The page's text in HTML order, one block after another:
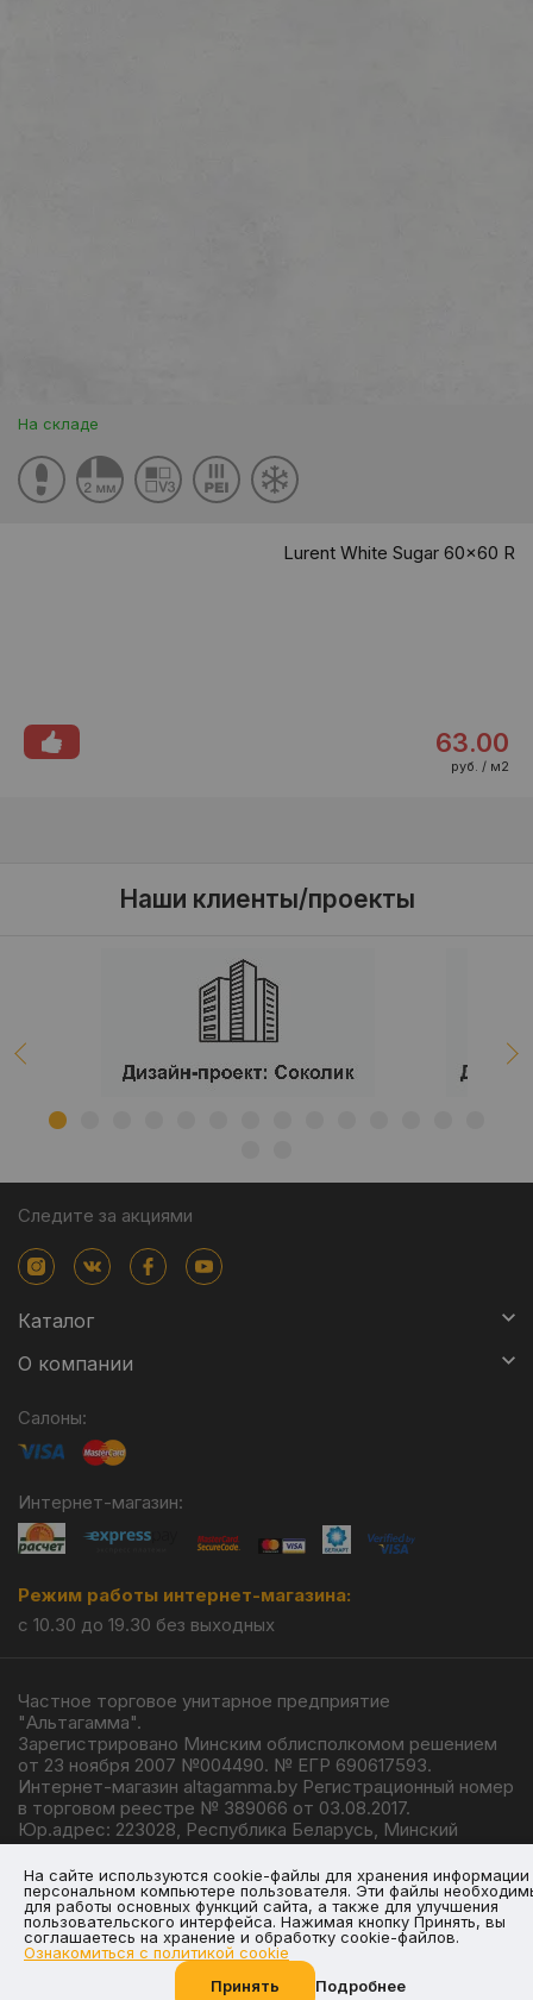
На складе
Lurent White Sugar 60x60 R
63.00
руб. / м2
Наши клиенты/проекты
Следите за акциями
Каталог
О компании
Салоны:
Интернет-магазин:
Режим работы интернет-магазина:
с 10.30 до 19.30 без выходных
Частное торговое унитарное предприятие
"Альтагамма".
Зарегистрировано Минским облисполкомом решением
от 23 ноября 2007 №004490. № ЕГР 690617593.
Интернет-магазин altagamma.by Регистрационный номер
в торговом реестре № 389066 от 03.08.2017.
Юр.адрес: 223028, Республика Беларусь, Минский
район, г.п. Ждановичи, ул. Линейная, 4/1.
© 2026
На сайте используются cookie-файлы для хранения информации
персональном компьютере пользователя. Эти файлы
для работы основных функций сайта, а также для улучшения
пользовательского интерфейса. Нажимая кнопку Принять, вы
соглашаетесь на хранение и обработку cookie-файлов.
Ознакомиться с политикой cookie
Принять
Подробнее